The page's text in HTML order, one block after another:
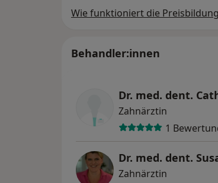
Wie funktioniert die
Behandler:innen
Dr. med. dent.
Zahnärztin
1
Dr. med. dent.
Zahnärztin